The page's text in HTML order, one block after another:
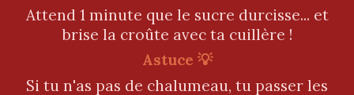
Attend 1 minute que le sucre durcisse... et
brise la croûte avec ta cuillère !
Astuce 💡
Si tu n'as pas de chalumeau, tu passer les